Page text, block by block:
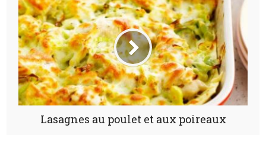
Lasagnes au poulet et aux poireaux